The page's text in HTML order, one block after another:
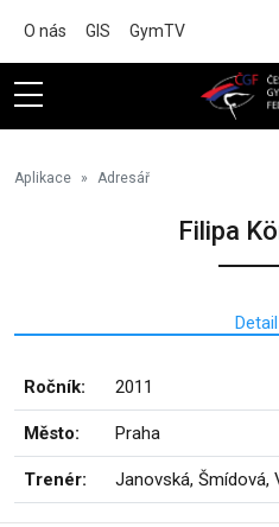
O nás GIS GymTV
Aplikace Adresář
Filipa
Detail
Ročník: 2011
Město: Praha
Trenér: Janovská, Šmídová,